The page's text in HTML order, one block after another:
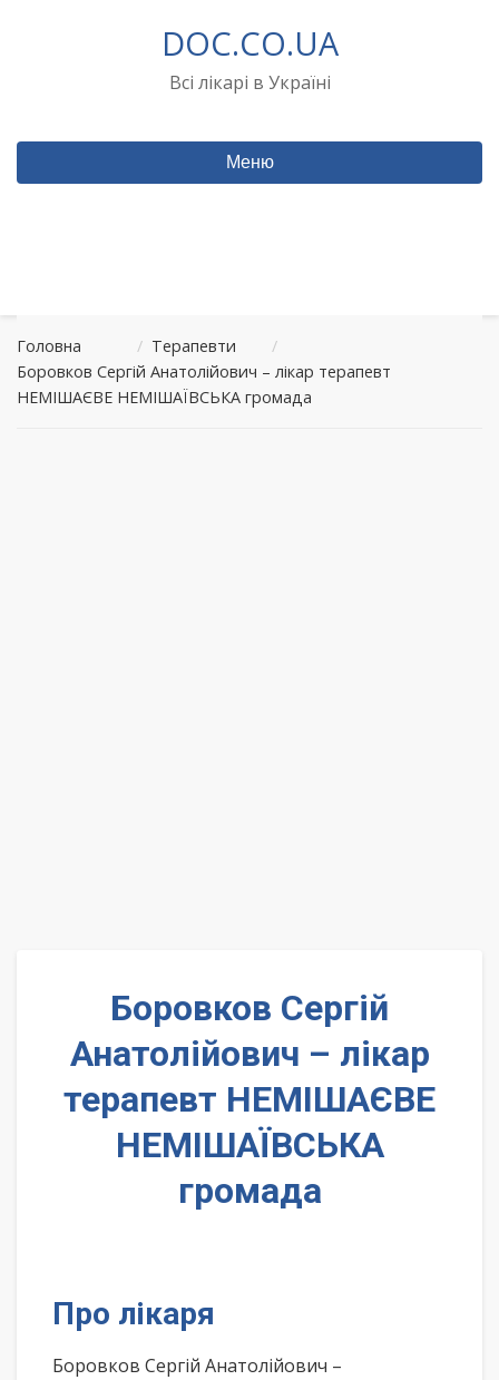
DOC.CO.UA
Всі лікарі в Україні
Меню
Головна / Терапевти
/
Боровков Сергій Анатолійович – лікар терапевт
НЕМІШАЄВЕ НЕМІШАЇВСЬКА громада
Боровков Сергій
Анатолійович – лікар
терапевт НЕМІШАЄВЕ
НЕМІШАЇВСЬКА
громада
Про лікаря
Боровков Сергій Анатолійович –